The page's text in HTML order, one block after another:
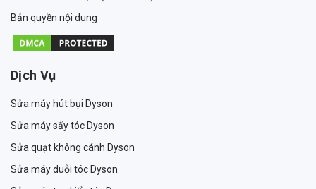
Bản quyền nội dung
Dịch Vụ
Sửa máy hút bụi Dyson
Sửa máy sấy tóc Dyson
Sửa quạt không cánh Dyson
Sửa máy duỗi tóc Dyson